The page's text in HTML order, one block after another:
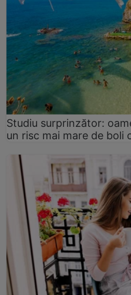
Studiu surprinzător:
un risc mai mare de boli